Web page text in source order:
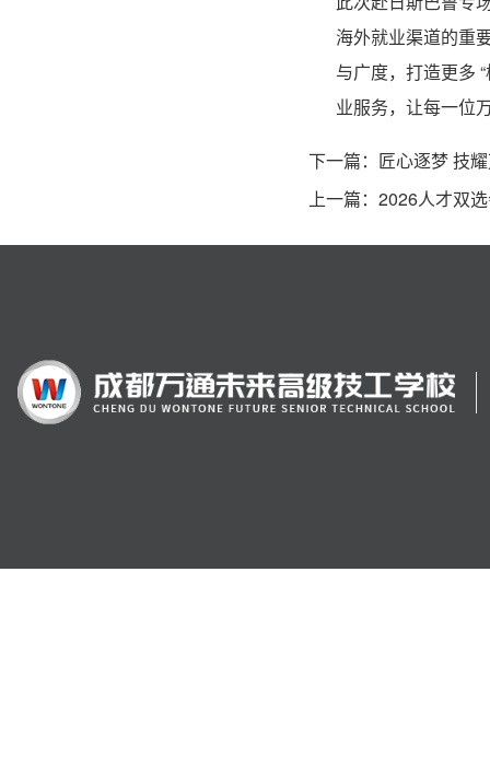
海外就业渠道的重
与广度，打造更多
业服务，让每一位
下一篇： 匠心逐梦 技
上一篇： 2026人才双